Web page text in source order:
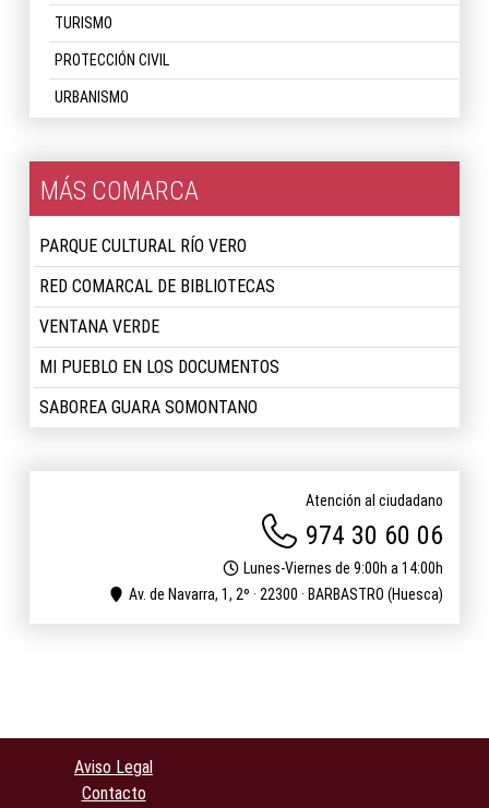
TURISMO
PROTECCIÓN CIVIL
URBANISMO
MÁS COMARCA
PARQUE CULTURAL RÍO VERO
RED COMARCAL DE BIBLIOTECAS
VENTANA VERDE
MI PUEBLO EN LOS DOCUMENTOS
SABOREA GUARA SOMONTANO
Atención al ciudadano
974 30 60 06
Lunes-Viernes de 9:00h a 14:00h
Av. de Navarra, 1, 2º · 22300 · BARBASTRO (Huesca)
Aviso Legal
Contacto